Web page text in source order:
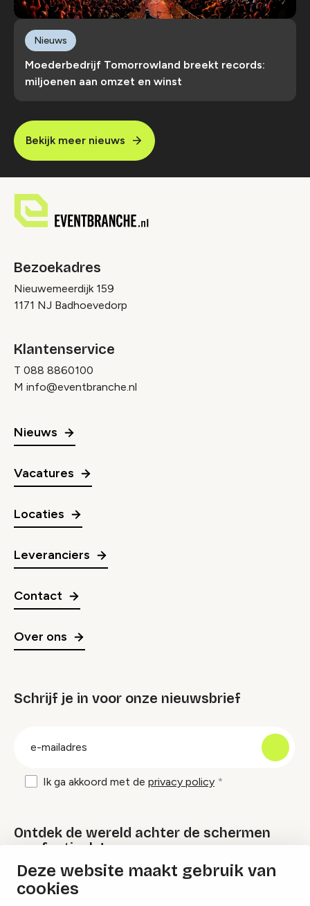
Deze website maakt gebruik van
cookies
Moederbedrijf Tomorrowland breekt records:
miljoenen aan omzet en winst
Nieuws
Bekijk meer nieuws
Bezoekadres
Nieuwemeerdijk 159
1171 NJ Badhoevedorp
Klantenservice
T 088 8860100
M info@eventbranche.nl
Nieuws
Vacatures
Locaties
Leveranciers
Contact
Over ons
Schrijf je in voor onze nieuwsbrief
Ik ga akkoord met de privacy policy
Ontdek de wereld achter de schermen
van festivals!
Lees onze Festival Specials